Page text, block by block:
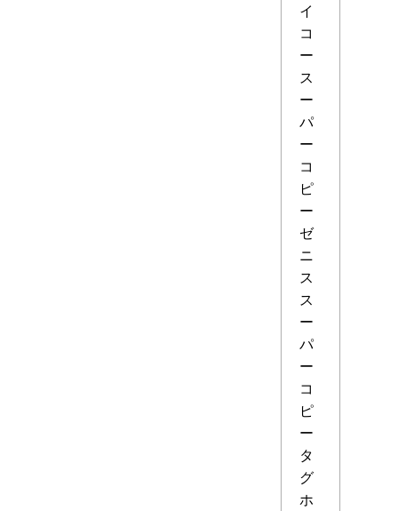
イ
コ
ー
ス
ー
パ
ー
コ
ピ
ー
ゼ
ニ
ス
ス
ー
パ
ー
コ
ピ
ー
タ
グ
ホ